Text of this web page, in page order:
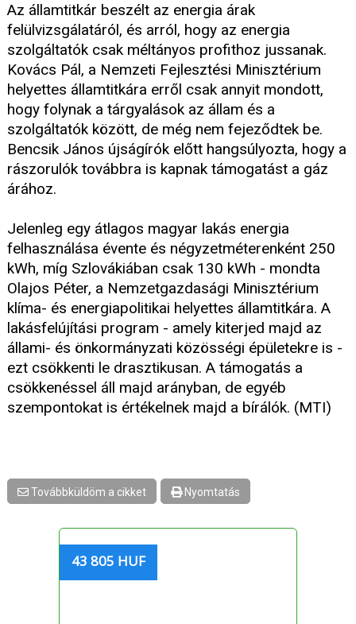
Az államtitkár beszélt az energia árak
felülvizsgálatáról, és arról, hogy az energia
szolgáltatók csak méltányos profithoz jussanak.
Kovács Pál, a Nemzeti Fejlesztési Minisztérium
helyettes államtitkára erről csak annyit mondott,
hogy folynak a tárgyalások az állam és a
szolgáltatók között, de még nem fejeződtek be.
Bencsik János újságírók előtt hangsúlyozta, hogy a
rászorulók továbbra is kapnak támogatást a gáz
árához.
Jelenleg egy átlagos magyar lakás energia
felhasználása évente és négyzetméterenként 250
kWh, míg Szlovákiában csak 130 kWh - mondta
Olajos Péter, a Nemzetgazdasági Minisztérium
klíma- és energiapolitikai helyettes államtitkára. A
lakásfelújítási program - amely kiterjed majd az
állami- és önkormányzati közösségi épületekre is -
ezt csökkenti le drasztikusan. A támogatás a
csökkenéssel áll majd arányban, de egyéb
szempontokat is értékelnek majd a bírálók. (MTI)
Továbbküldöm a cikket Nyomtatás
43 805 HUF